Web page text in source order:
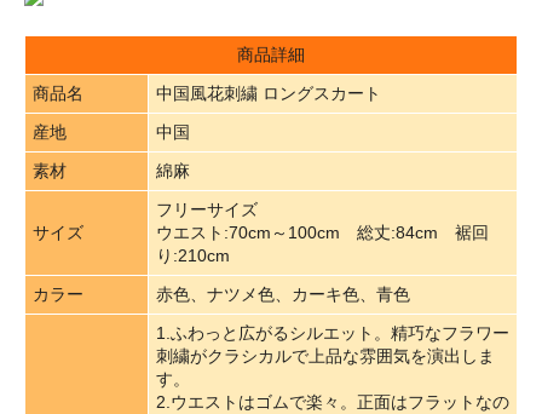
商品詳細
商品名
中国風花刺繍 ロングスカート
産地
中国
素材
綿麻
サイズ
フリーサイズ
ウエスト:70cm～100cm 総丈:84cm 裾回
り:210cm
カラー
赤色、ナツメ色、カーキ色、青色
1.ふわっと広がるシルエット。精巧なフラワー
刺繍がクラシカルで上品な雰囲気を演出しま
す。
2.ウエストはゴムで楽々。正面はフラットなの